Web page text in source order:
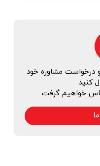
مشاوره خود
کنید
خواهیم گرفت.